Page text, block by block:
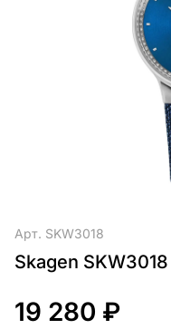
Арт. SKW3018
Skagen SKW3018
19 280 ₽